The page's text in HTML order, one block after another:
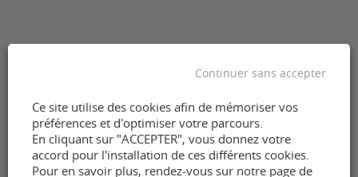
Ce site utilise des cookies afin de mémoriser vos
préférences et d'optimiser votre parcours.
En cliquant sur "ACCEPTER", vous donnez votre
accord pour l'installation de ces différents cookies.
Pour en savoir plus, rendez-vous sur notre page de
Continuer sans accepter